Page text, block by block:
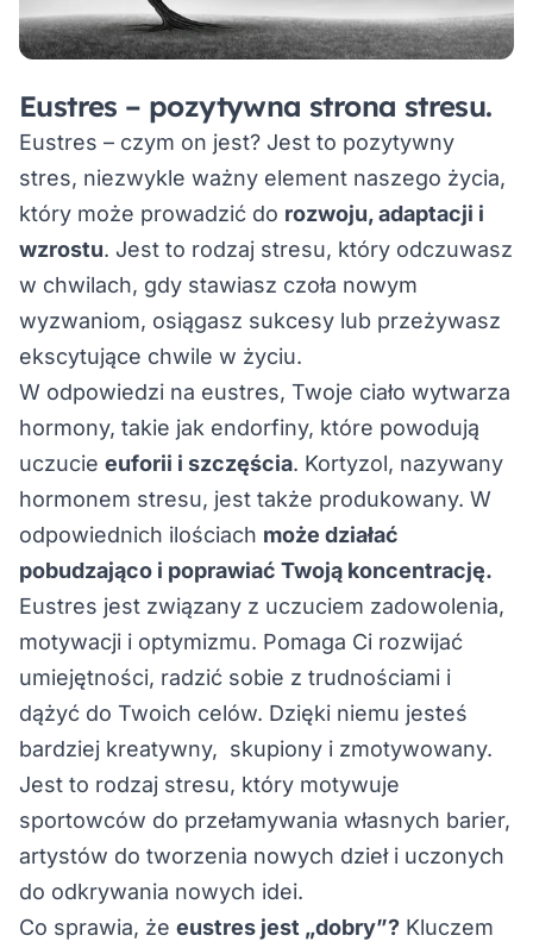
Eustres – pozytywna strona stresu.
Eustres – czym on jest? Jest to pozytywny
stres, niezwykle ważny element naszego życia,
który może prowadzić do rozwoju, adaptacji i
wzrostu. Jest to rodzaj stresu, który odczuwasz
w chwilach, gdy stawiasz czoła nowym
wyzwaniom, osiągasz sukcesy lub przeżywasz
ekscytujące chwile w życiu.
W odpowiedzi na eustres, Twoje ciało wytwarza
hormony, takie jak endorfiny, które powodują
uczucie euforii i szczęścia. Kortyzol, nazywany
hormonem stresu, jest także produkowany. W
odpowiednich ilościach może działać
pobudzająco i poprawiać Twoją koncentrację.
Eustres jest związany z uczuciem zadowolenia,
motywacji i optymizmu. Pomaga Ci rozwijać
umiejętności, radzić sobie z trudnościami i
dążyć do Twoich celów. Dzięki niemu jesteś
bardziej kreatywny, skupiony i zmotywowany.
Jest to rodzaj stresu, który motywuje
sportowców do przełamywania własnych barier,
artystów do tworzenia nowych dzieł i uczonych
do odkrywania nowych idei.
Co sprawia, że eustres jest „dobry”? Kluczem